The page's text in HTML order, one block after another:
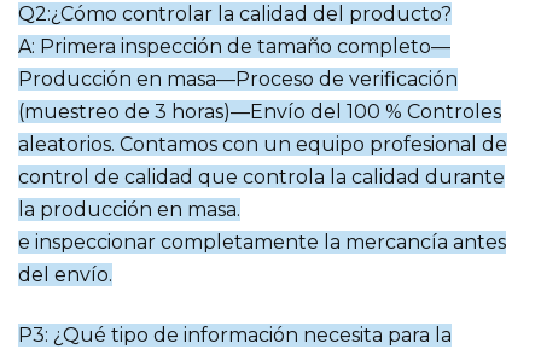
Q2:¿Cómo controlar la calidad del producto?
A: Primera inspección de tamaño completo—
Producción en masa—Proceso de verificación
(muestreo de 3 horas)—Envío del 100 % Controles
aleatorios. Contamos con un equipo profesional de
control de calidad que controla la calidad durante
la producción en masa.
e inspeccionar completamente la mercancía antes
del envío.
P3: ¿Qué tipo de información necesita para la